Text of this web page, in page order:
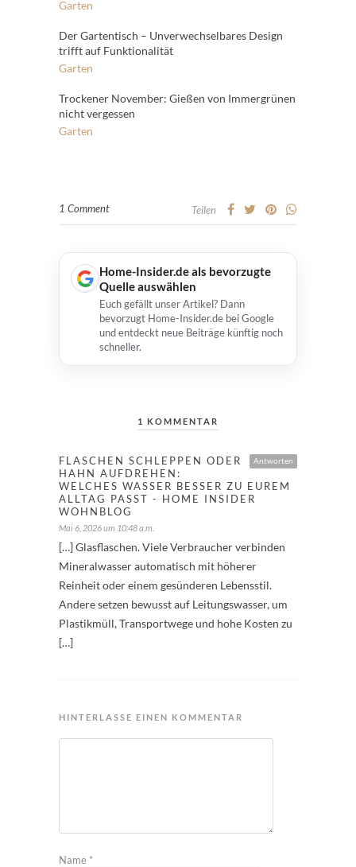
Garten
Der Gartentisch – Unverwechselbares Design
trifft auf Funktionalität
Garten
Trockener November: Gießen von Immergrünen
nicht vergessen
Garten
1 Comment Teilen
Home-Insider.de als bevorzugte
Quelle auswählen
Euch gefällt unser Artikel? Dann
bevorzugt Home-Insider.de bei Google
und entdeckt neue Beiträge künftig noch
schneller.
1 KOMMENTAR
Antworten
FLASCHEN SCHLEPPEN ODER
HAHN AUFDREHEN:
WELCHES WASSER BESSER ZU EUREM
ALLTAG PASST - HOME INSIDER
WOHNBLOG
Mai 6, 2026 um 10:48 a.m.
[…] Glasflaschen. Viele Verbraucher verbinden
Mineralwasser automatisch mit höherer
Reinheit oder einem gesünderen Lebensstil.
Andere setzen bewusst auf Leitungswasser, um
Plastikmüll, Transportwege und hohe Kosten zu
[…]
HINTERLASSE EINEN KOMMENTAR
Name *